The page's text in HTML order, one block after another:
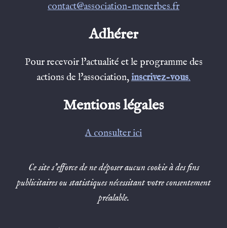
contact@association-menerbes.fr
Adhérer
Pour recevoir l'actualité et le programme des
actions de l'association,inscrivez-vous.
Mentions légales
A consulter ici
Ce site s’efforce de ne déposer aucun cookie à des fins
publicitaires ou statistiques nécessitant votre consentement
préalable.